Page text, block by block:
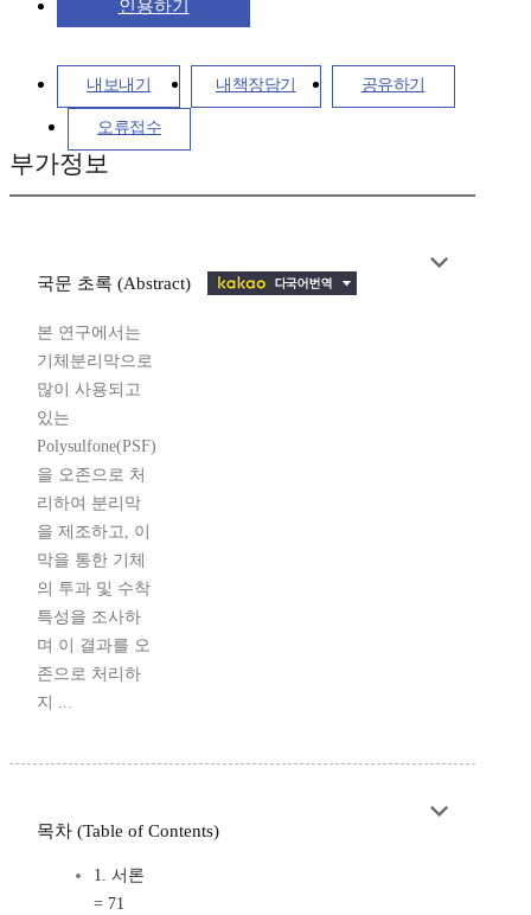
인용하기
내보내기 내책장담기 공유하기
오류접수
부가정보
국문 초록 (Abstract)
본 연구에서는
기체분리막으로
많이 사용되고
있는
Polysulfone(PSF)
을 오존으로 처
리하여 분리막
을 제조하고, 이
막을 통한 기체
의 투과 및 수착
특성을 조사하
며 이 결과를 오
존으로 처리하
지 ...
목차 (Table of Contents)
1. 서론
= 71